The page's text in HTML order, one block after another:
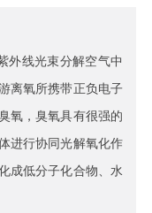
外线光束分解空气中
离氧所携带正负电子
氧，臭氧具有很强的
进行协同光解氧化作
成低分子化合物、水